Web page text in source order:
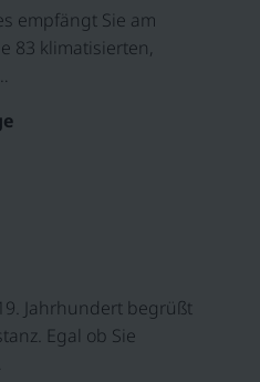
empfängt Sie am
83 klimatisierten,
Jahrhundert begrüßt
Egal ob Sie